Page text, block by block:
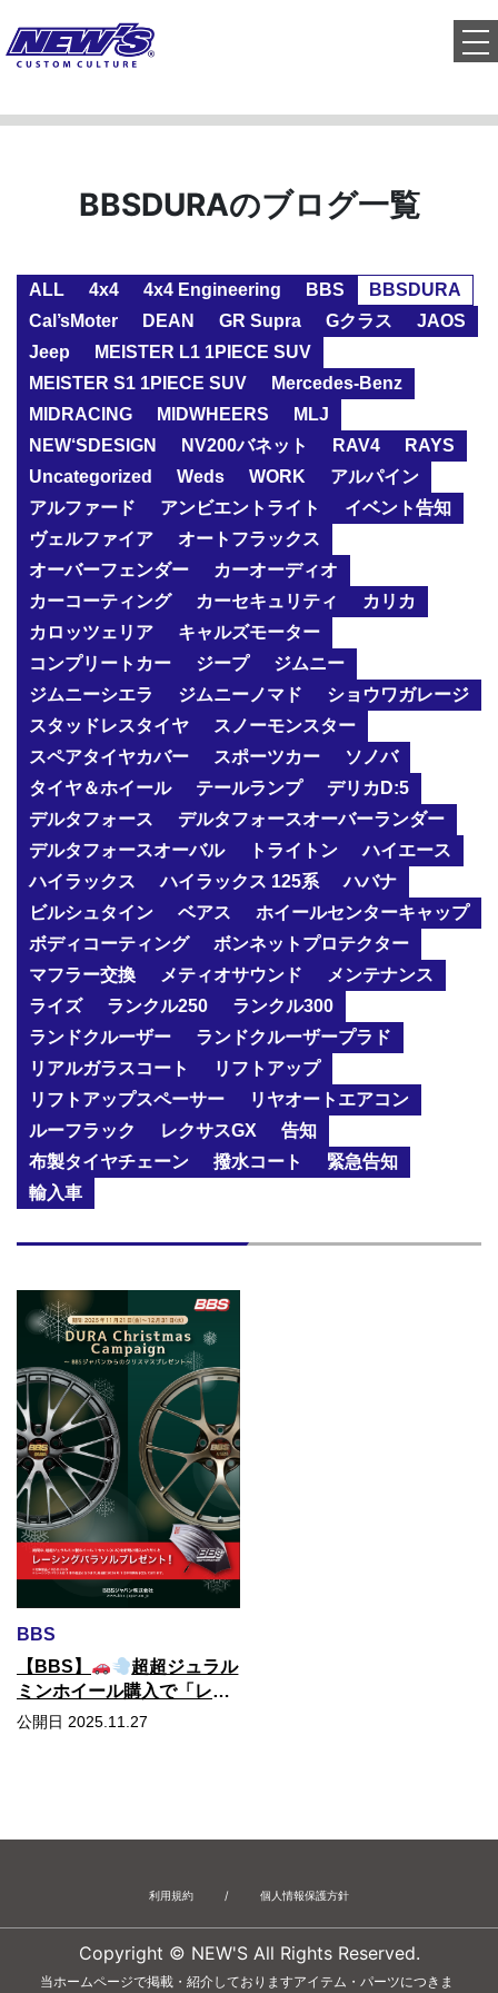
BBSDURAのブログ一覧
ALL 4x4 4x4 Engineering BBS
BBSDURA
Cal’sMoter
DEAN GR Supra Gクラス
JAOS
Jeep
MEISTER L1 1PIECE SUV
MEISTER S1 1PIECE SUV
Mercedes-Benz
MIDRACING
MIDWHEERS
MLJ
NEW‘SDESIGN
NV200バネット RAV4
RAYS
Uncategorized
Weds WORK
アルパイン
アルファード
アンビエントライト
イベント告知
ヴェルファイア
オートフラックス
オーバーフェンダー
カーオーディオ
カーコーティング
カーセキュリティ
カリカ
カロッツェリア
キャルズモーター
コンプリートカー
ジープ
ジムニー
ジムニーシエラ
ジムニーノマド
ショウワガレージ
スタッドレスタイヤ
スノーモンスター
スペアタイヤカバー
スポーツカー
ソノバ
タイヤ＆ホイール
テールランプ
デリカD:5
デルタフォース
デルタフォースオーバーランダー
デルタフォースオーバル
トライトン
ハイエース
ハイラックス
ハイラックス 125系
ハバナ
ビルシュタイン
ベアス
ホイールセンターキャップ
ボディコーティング
ボンネットプロテクター
マフラー交換
メティオサウンド
メンテナンス
ライズ
ランクル250
ランクル300
ランドクルーザー
ランドクルーザープラド
リアルガラスコート
リフトアップ
リフトアップスペーサー
リヤオートエアコン
ルーフラック
レクサスGX
告知
布製タイヤチェーン
撥水コート
緊急告知
輸入車
BBS
【BBS】
超超ジュラル
ミンホイール購入で「レー
シングパラソル」がもらえ
公開日 2025.11.27
利用規約 / 個人情報保護方針
Copyright © NEW'S All Rights Reserved.
当ホームページで掲載・紹介しておりますアイテム・パーツにつきま